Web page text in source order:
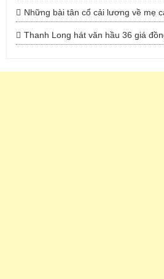
Những bài tân cổ cải lương về mẹ
Thanh Long hát văn hầu 36 giá